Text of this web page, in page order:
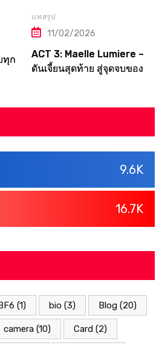
ทุก
บทสรุป
11/02/2026
ACT 3: Maelle Lumiere –
ดันเจี้ยนสุดท้าย สู่จุดจบของ
9.6K
16.7K
BF6 (1) bio (3) Blog (20)
camera (10) Card (2)